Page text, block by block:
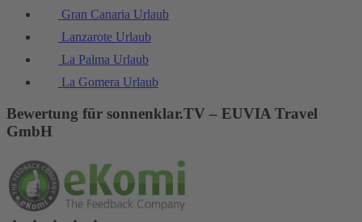
Gran Canaria Urlaub
Lanzarote Urlaub
La Palma Urlaub
La Gomera Urlaub
Bewertung für sonnenklar.TV – EUVIA Travel
GmbH